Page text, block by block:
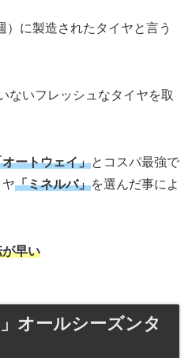
）に製造されたタイヤと言う
ないフレッシュなタイヤを取
オートウェイ」とコスパ最強で
「ミネルバ」を選んだ事によ
早い
オールシーズンタ